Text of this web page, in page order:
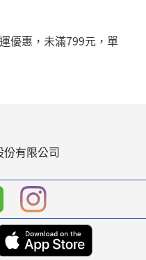
優惠，未滿799元，單
份有限公司